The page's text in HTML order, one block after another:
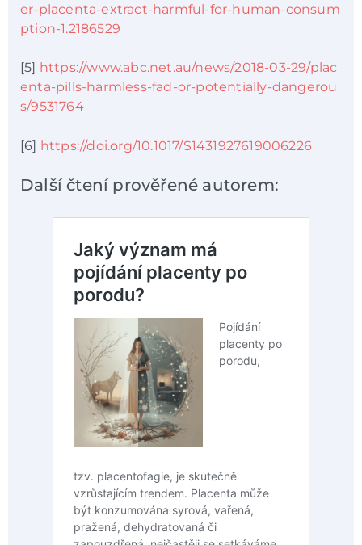
er-placenta-extract-harmful-for-human-consum
ption-1.2186529
[5] https://www.abc.net.au/news/2018-03-29/plac
enta-pills-harmless-fad-or-potentially-dangerou
s/9531764
[6] https://doi.org/10.1017/S1431927619006226
Další čtení prověřené autorem: